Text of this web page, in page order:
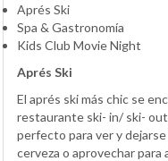
Aprés Ski
Spa & Gastronomía
Kids Club Movie Night
Aprés Ski
El aprés ski más chic se
restaurante ski- in/ ski-
perfecto para ver y
cerveza o aprovechar para